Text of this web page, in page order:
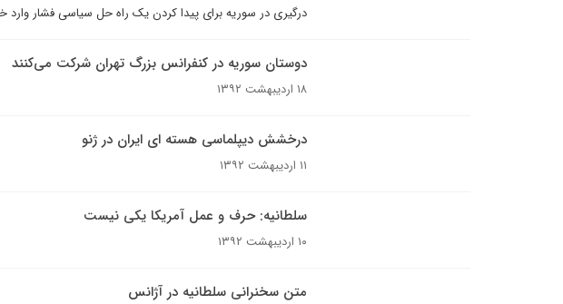
درگیری در سوریه برای پیدا کردن یک راه حل سیاسی فشار وارد
دوستان سوریه در کنفرانس بزرگ تهران شرکت می‌کنند
۱۸ اردیبهشت ۱۳۹۲
درخشش دیپلماسی هسته ای ایران در ژنو
۱۱ اردیبهشت ۱۳۹۲
سلطانیه: حرف و عمل آمریکا یکی نیست
۱۰ اردیبهشت ۱۳۹۲
متن سخنرانی سلطانیه در آژانس